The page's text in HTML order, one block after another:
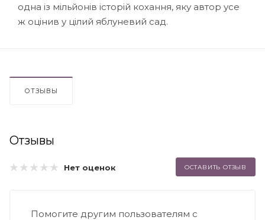
одна із мільйонів історій кохання, яку автор усе
ж оцінив у цілий яблуневий сад.
ОТЗЫВЫ
Отзывы
Нет оценок ОСТАВИТЬ ОТЗЫВ
Помогите другим пользователям с